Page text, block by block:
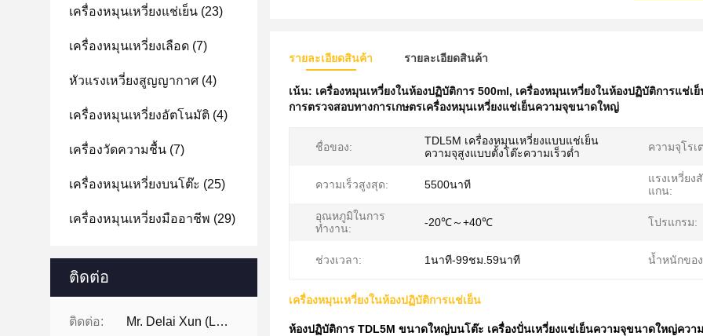
เครื่องหมุนเหวี่ยงแช่เย็น (23)
เครื่องหมุนเหวี่ยงเลือด (7)
หัวแรงเหวี่ยงสูญญากาศ (4)
เครื่องหมุนเหวี่ยงอัตโนมัติ (4)
เครื่องวัดความชื้น (7)
เครื่องหมุนเหวี่ยงบนโต๊ะ (25)
เครื่องหมุนเหวี่ยงมืออาชีพ (29)
ติดต่อ
ติดต่อ: Mr. Delai Xun (Leo)
รายละเอียดสินค้า รายละเอียดสินค้า
เน้น: เครื่องหมุนเหวี่ยงในห้องปฏิบัติการ 500ml, เครื่องหมุนเหวี่ยงในห้องปฏิบัติการแช่เ
การตรวจสอบทางการเกษตรเครื่องหมุนเหวี่ยงแช่เย็นความจุขนาดใหญ่
ชื่อของ:
TDL5M เครื่องหมุนเหวี่ยงแบบแช่เย็น
ความจุสูงแบบตั้งโต๊ะความเร็วต่ำ
ความจุโรเ
ความเร็วสูงสุด: 5500นาที
แรงเหวี่ยง
แกน:
อุณหภูมิในการ
ทำงาน:
-20℃～+40℃ โปรแกรม:
ช่วงเวลา: 1นาที-99ชม.59นาที น้ำหนักขอ
เครื่องหมุนเหวี่ยงในห้องปฏิบัติการแช่เย็น
ห้องปฏิบัติการ TDL5M ขนาดใหญ่บนโต๊ะ เครื่องปั่นเหวี่ยงแช่เย็นความจุขนาดใหญ่ควา